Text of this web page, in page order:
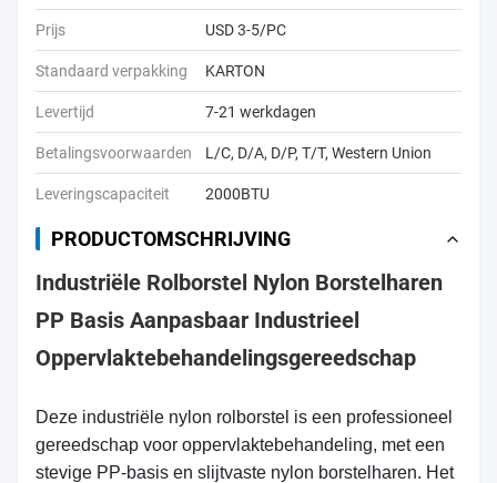
Prijs USD 3-5/PC
Standaard verpakking KARTON
Levertijd 7-21 werkdagen
Betalingsvoorwaarden L/C, D/A, D/P, T/T, Western Union
Leveringscapaciteit 2000BTU
PRODUCTOMSCHRIJVING
Industriële Rolborstel Nylon Borstelharen
PP Basis Aanpasbaar Industrieel
Oppervlaktebehandelingsgereedschap
Deze industriële nylon rolborstel is een professioneel
gereedschap voor oppervlaktebehandeling, met een
stevige PP-basis en slijtvaste nylon borstelharen. Het